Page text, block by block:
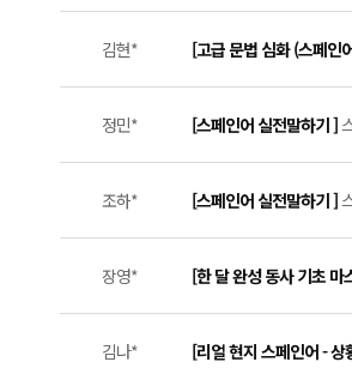
김현* [고급 문법 심화 (스페인
정민* [스페인어 실전말하기 ]
조하* [스페인어 실전말하기 ]
장영* [한 달 완성 동사 기초 마
김나* [리얼 현지 스페인어 - 상